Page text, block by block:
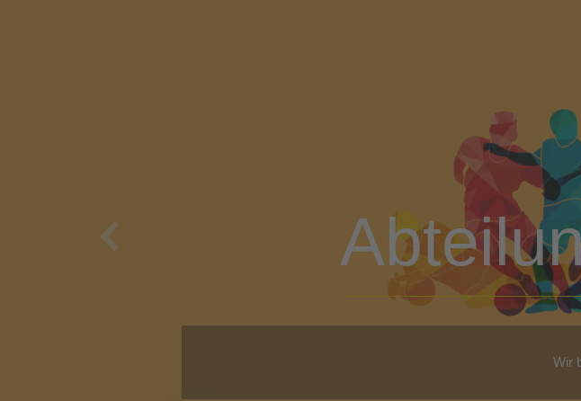
Ob Yoga, Step-Aerobic,
Previous